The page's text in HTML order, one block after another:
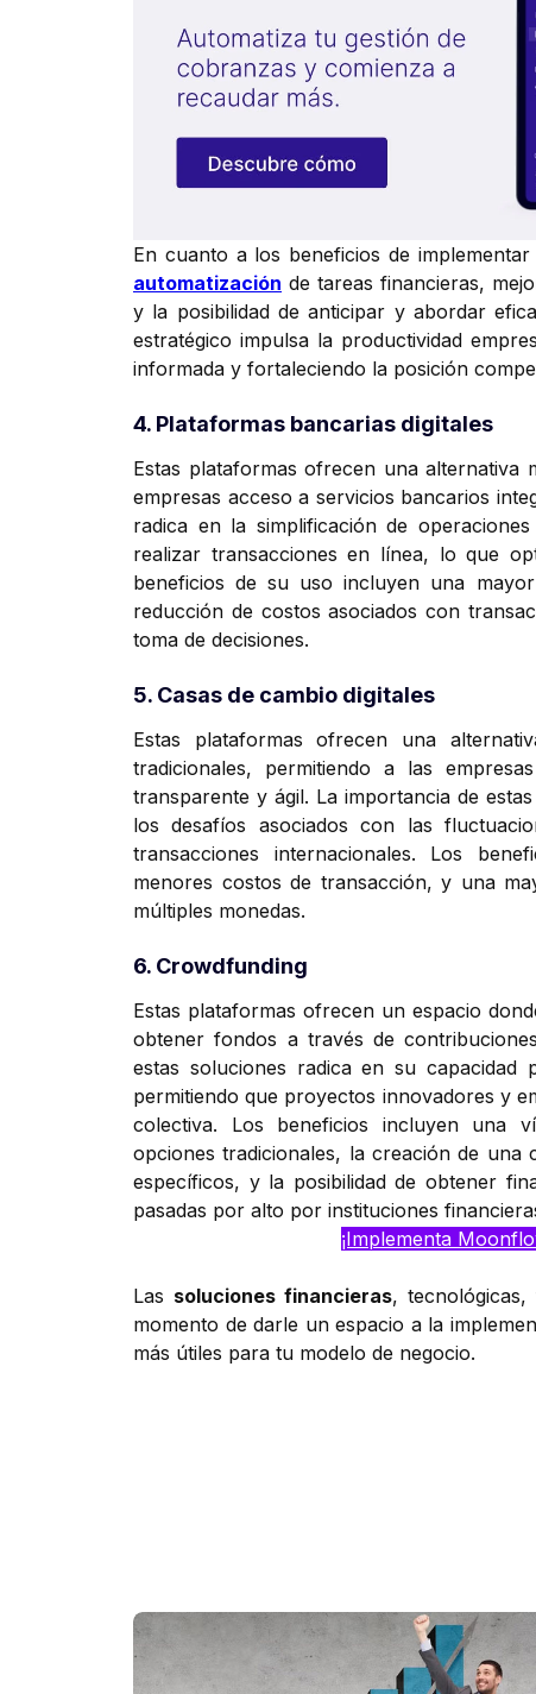
En cuanto a los beneficios de
automatización de tareas financieras,
y la posibilidad de anticipar y abordar
estratégico impulsa la productividad
informada y fortaleciendo la posición
4. Plataformas bancarias digitales
Estas plataformas ofrecen una alternativa
empresas acceso a servicios bancarios
radica en la simplificación de
realizar transacciones en línea, lo que
beneficios de su uso incluyen una
reducción de costos asociados con
toma de decisiones.
5. Casas de cambio digitales
Estas plataformas ofrecen una
tradicionales, permitiendo a las
transparente y ágil. La importancia de
los desafíos asociados con las
transacciones internacionales. Los
menores costos de transacción, y una
múltiples monedas.
6. Crowdfunding
Estas plataformas ofrecen un espacio
obtener fondos a través de
estas soluciones radica en su capacidad
permitiendo que proyectos innovadores y
colectiva. Los beneficios incluyen una
opciones tradicionales, la creación de
específicos, y la posibilidad de obtener
pasadas por alto por instituciones
¡Implementa
Las soluciones financieras,
momento de darle un espacio a la
más útiles para tu modelo de negocio.